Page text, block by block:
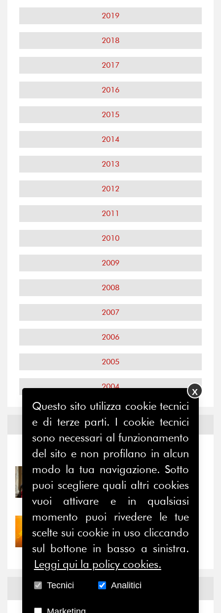
2019
2018
2017
2016
2015
2014
2013
2012
2011
2010
2009
2008
2007
2006
2005
2004
Notizie ed Eventi
Notizie-Eventi
31/07/2026
Prima della pausa estiva,
il valore di...
30/07/2026
Nove anni dopo la
“grande cecità”: la...
NewsFacebook
Questo sito utilizza cookie tecnici
e di terze parti. I cookie tecnici
sono necessari al funzionamento
del sito e non profilano in alcun
modo la tua navigazione. Sotto
puoi scegliere quali altri cookies
vuoi attivare e in qualsiasi
momento puoi rivedere le tue
scelte sui cookie in uso cliccando
sul bottone in basso a sinistra.
Leggi qui la policy cookies.
Tecnici Analitici
X